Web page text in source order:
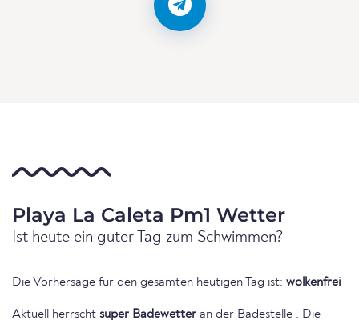
Playa La Caleta Pm1 Wetter
Ist heute ein guter Tag zum Schwimmen?
Die Vorhersage für den gesamten heutigen Tag ist: wolkenfrei
Aktuell herrscht super Badewetter an der Badestelle . Die